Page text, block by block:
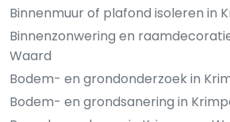
Binnenmuur of plafond isoleren in
Binnenzonwering en
Waard
Bodem- en grondonderzoek in
Bodem- en grondsanering in